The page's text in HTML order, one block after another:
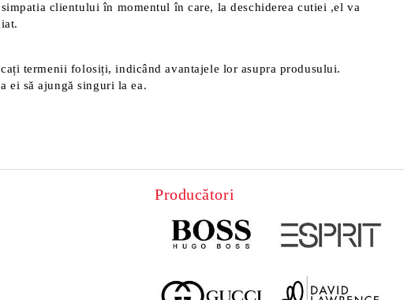
clientului în momentul în care, la deschiderea cutiei ,el va
termenii folosiți, indicând avantajele lor asupra produsului.
ei să ajungă singuri la ea.
Producători